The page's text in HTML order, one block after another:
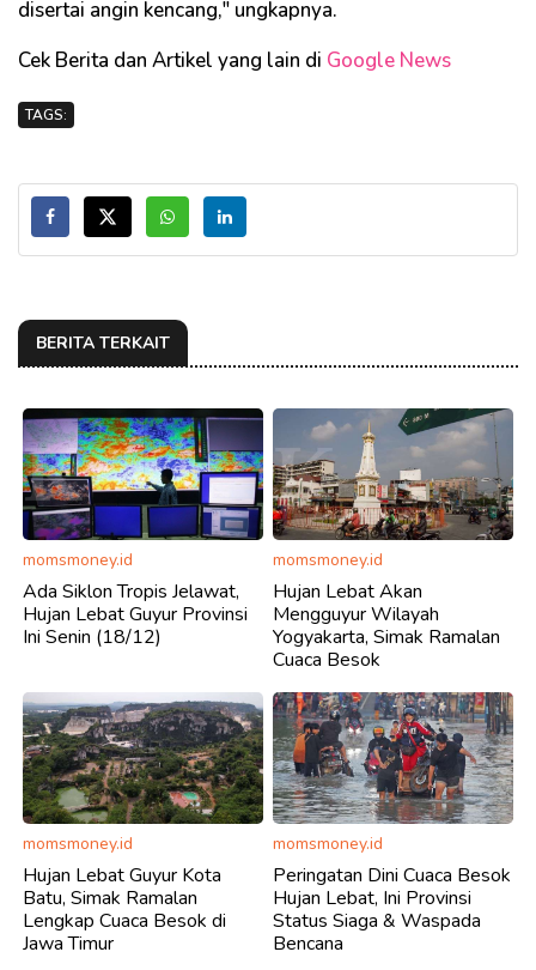
disertai angin kencang," ungkapnya.
Cek Berita dan Artikel yang lain di Google News
TAGS:
BERITA TERKAIT
momsmoney.id
Ada Siklon Tropis Jelawat,
Hujan Lebat Guyur Provinsi
Ini Senin (18/12)
momsmoney.id
Hujan Lebat Akan
Mengguyur Wilayah
Yogyakarta, Simak Ramalan
Cuaca Besok
momsmoney.id
Hujan Lebat Guyur Kota
Batu, Simak Ramalan
Lengkap Cuaca Besok di
Jawa Timur
momsmoney.id
Peringatan Dini Cuaca Besok
Hujan Lebat, Ini Provinsi
Status Siaga & Waspada
Bencana